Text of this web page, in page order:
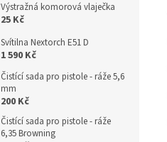
Výstražná komorová vlaječka
25 Kč
Svítilna Nextorch E51 D
1 590 Kč
Čistící sada pro pistole - ráže 5,6
mm
200 Kč
Čistící sada pro pistole - ráže
6,35 Browning